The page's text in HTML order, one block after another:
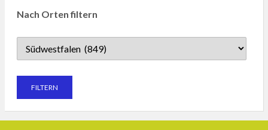
Nach Orten filtern